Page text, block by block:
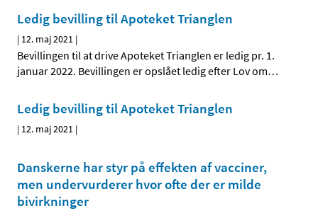
Ledig bevilling til Apoteket Trianglen
| 12. maj 2021 |
Bevillingen til at drive Apoteket Trianglen er ledig pr. 1.
januar 2022. Bevillingen er opslået ledig efter Lov om…
Ledig bevilling til Apoteket Trianglen
| 12. maj 2021 |
Danskerne har styr på effekten af vacciner,
men undervurderer hvor ofte der er milde
bivirkninger